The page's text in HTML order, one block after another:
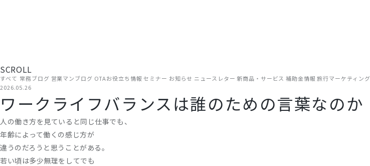
SCROLL
すべて 常務ブログ 営業マンブログ OTAお役立ち情報セミナー お知らせ ニュースレター 新商品・サービス補助金情報旅行マーケティング
2026.05.26
ワークライフバランスは誰のための言葉なのか
人の働き方を見ていると同じ仕事でも、
年齢によって働くの感じ方が
違うのだろうと思うことがある。
若い頃は多少無理をしてでも